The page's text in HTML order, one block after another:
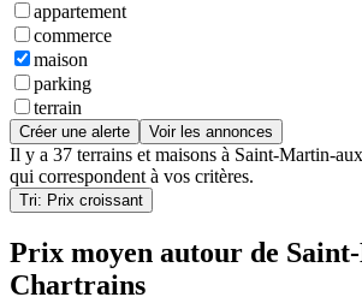
appartement
commerce
maison
parking
terrain
Créer une alerte Voir les annonces
Il y a 37 terrains et maisons à Saint-Martin-
qui correspondent à vos critères.
Tri: Prix croissant
Prix moyen autour de
Chartrains